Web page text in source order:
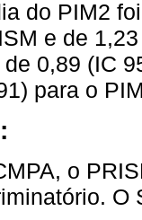
do PIM2
e de
0,89 (IC
para o
o
O